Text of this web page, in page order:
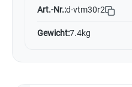
Art.-Nr.:d-vtm30r2
Gewicht:7.4kg